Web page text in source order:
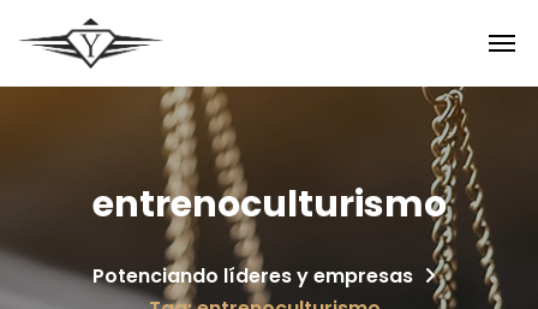
entrenoculturismo
Potenciando líderes y empresas